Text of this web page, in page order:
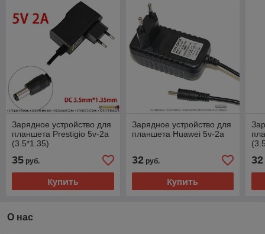
Зарядное устройство для
планшета Prestigio 5v-2a
(3.5*1.35)
35 руб.
Купить
Зарядное устройство для
планшета Huawei 5v-2a
32руб.
Купить
32
О нас